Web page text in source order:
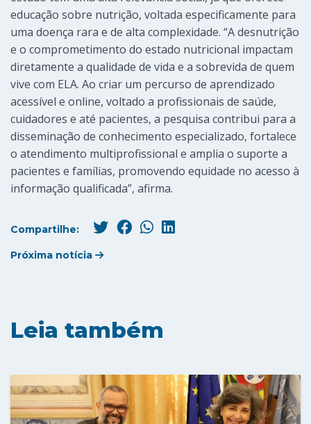
educação sobre nutrição, voltada especificamente para
uma doença rara e de alta complexidade. “A desnutrição
e o comprometimento do estado nutricional impactam
diretamente a qualidade de vida e a sobrevida de quem
vive com ELA. Ao criar um percurso de aprendizado
acessível e online, voltado a profissionais de saúde,
cuidadores e até pacientes, a pesquisa contribui para a
disseminação de conhecimento especializado, fortalece
o atendimento multiprofissional e amplia o suporte a
pacientes e famílias, promovendo equidade no acesso à
informação qualificada”, afirma.
Compartilhe:
Próxima notícia
Leia também